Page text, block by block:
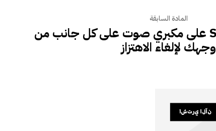
المادة السابقة
يحتوي إطار Steam على مكبري صوت على كل جانب من
وجهك لإلغاء الاهتزاز